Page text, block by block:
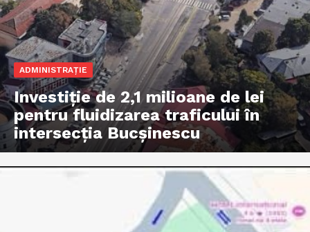
ADMINISTRAȚIE
Investiție de 2,1 milioane de lei
pentru fluidizarea traficului în
intersecția Bucșinescu